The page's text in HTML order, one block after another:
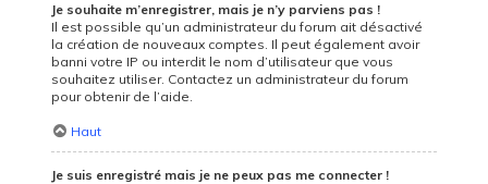
Je souhaite m’enregistrer, mais je n’y parviens pas !
Il est possible qu’un administrateur du forum ait désactivé
la création de nouveaux comptes. Il peut également avoir
banni votre IP ou interdit le nom d’utilisateur que vous
souhaitez utiliser. Contactez un administrateur du forum
pour obtenir de l’aide.
Haut
Je suis enregistré mais je ne peux pas me connecter !